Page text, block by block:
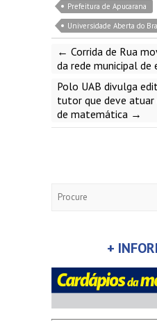
Prefeitura de Apucarana
Universidade Aberta do
← Corrida de Rua
da rede municipal de
Polo UAB divulga
tutor que deve atuar
de matemática →
+